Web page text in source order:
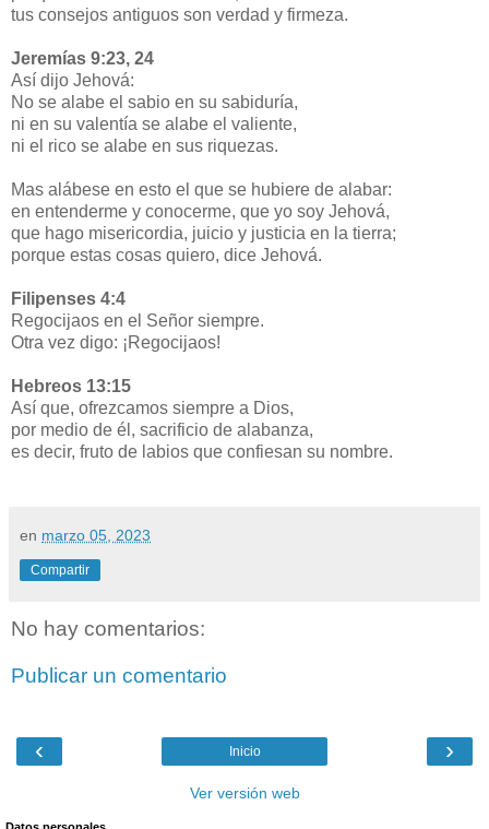
tus consejos antiguos son verdad y firmeza.
Jeremías 9:23, 24
Así dijo Jehová:
No se alabe el sabio en su sabiduría,
ni en su valentía se alabe el valiente,
ni el rico se alabe en sus riquezas.
Mas alábese en esto el que se hubiere de alabar:
en entenderme y conocerme, que yo soy Jehová,
que hago misericordia, juicio y justicia en la tierra;
porque estas cosas quiero, dice Jehová.
Filipenses 4:4
Regocijaos en el Señor siempre.
Otra vez digo: ¡Regocijaos!
Hebreos 13:15
Así que, ofrezcamos siempre a Dios,
por medio de él, sacrificio de alabanza,
es decir, fruto de labios que confiesan su nombre.
en marzo 05, 2023
Compartir
No hay comentarios:
Publicar un comentario
‹ ›
Inicio
Ver versión web